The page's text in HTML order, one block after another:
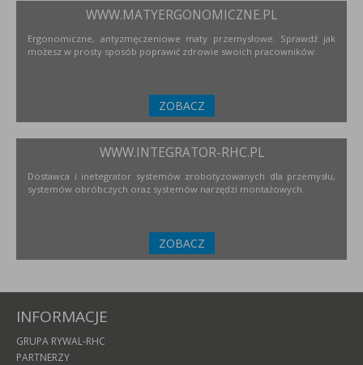
WWW.MATYERGONOMICZNE.PL
Ergonomiczne, antyzmęczeniowe maty przemysłowe. Sprawdź jak
możesz w prosty sposób poprawić zdrowie swoich pracowników.
ZOBACZ
WWW.INTEGRATOR-RHC.PL
Dostawca i inetegrator systemów zrobotyzowanych dla przemysłu,
systemów obróbczych oraz systemów narzędzi montażowych.
ZOBACZ
INFORMACJE
GRUPA RYWAL-RHC
PARTNERZY